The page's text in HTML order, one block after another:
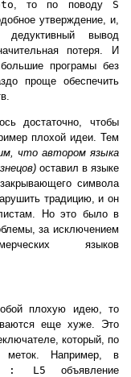
, то по поводу S
утверждение, и,
дедуктивный вывод
потеря. И
большие програмы без
проще обеспечить
достаточно, чтобы
плохой идеи. Тем
что автором языка
оставил в языке
символа
традицию, и он
Но это было в
за исключением
языков
плохую идею, то
еще хуже. Это
который, по
меток. Например, в
: L5 объявление